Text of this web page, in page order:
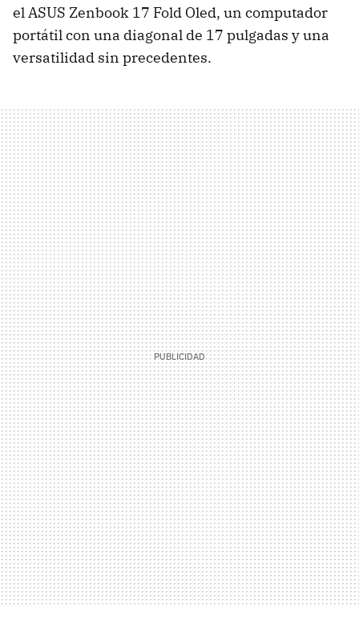
el ASUS Zenbook 17 Fold Oled, un computador
portátil con una diagonal de 17 pulgadas y una
versatilidad sin precedentes.